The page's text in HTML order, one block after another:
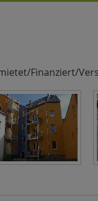
Finanziert/